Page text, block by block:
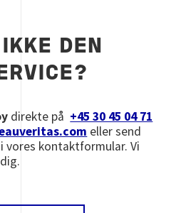
DEN
direkte på +45 30 45 04 71
eller send
vores kontaktformular. Vi